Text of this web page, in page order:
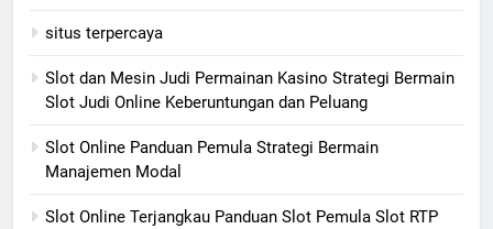
situs terpercaya
Slot dan Mesin Judi Permainan Kasino Strategi Bermain
Slot Judi Online Keberuntungan dan Peluang
Slot Online Panduan Pemula Strategi Bermain
Manajemen Modal
Slot Online Terjangkau Panduan Slot Pemula Slot RTP